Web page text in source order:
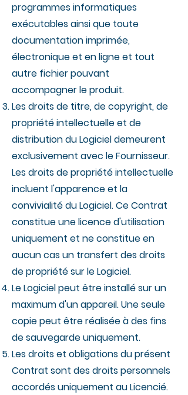
programmes informatiques
exécutables ainsi que toute
documentation imprimée,
électronique et en ligne et tout
autre fichier pouvant
accompagner le produit.
Les droits de titre, de copyright, de
propriété intellectuelle et de
distribution du Logiciel demeurent
exclusivement avec le Fournisseur.
Les droits de propriété intellectuelle
incluent l'apparence et la
convivialité du Logiciel. Ce Contrat
constitue une licence d'utilisation
uniquement et ne constitue en
aucun cas un transfert des droits
de propriété sur le Logiciel.
Le Logiciel peut être installé sur un
maximum d'un appareil. Une seule
copie peut être réalisée à des fins
de sauvegarde uniquement.
Les droits et obligations du présent
Contrat sont des droits personnels
accordés uniquement au Licencié.